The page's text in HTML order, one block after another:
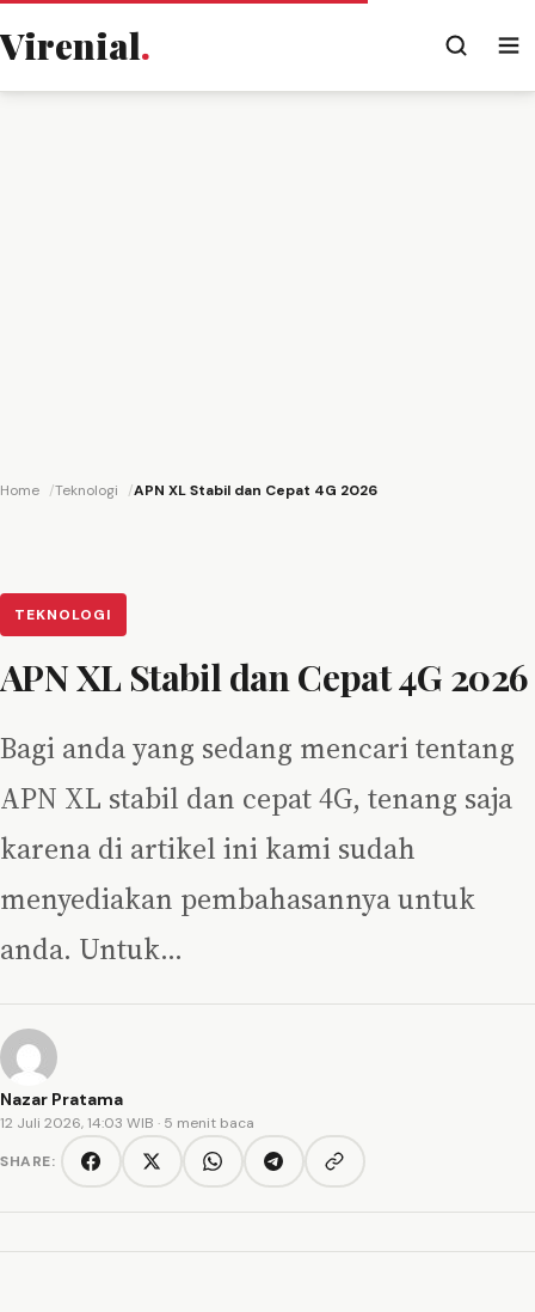
Virenial.
Home Teknologi APN XL Stabil dan Cepat 4G 2026
TEKNOLOGI
APN XL Stabil dan Cepat 4G 2026
Bagi anda yang sedang mencari tentang
APN XL stabil dan cepat 4G, tenang saja
karena di artikel ini kami sudah
menyediakan pembahasannya untuk
anda. Untuk…
Nazar Pratama
12 Juli 2026, 14:03 WIB · 5 menit baca
SHARE:
FacebookTwitter/XWhatsAppTelegramCopy link